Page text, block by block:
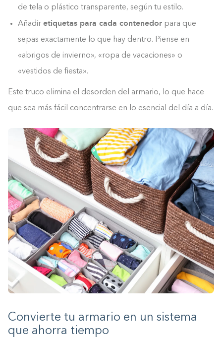
de tela o plástico transparente, según tu estilo.
Añadir etiquetas para cada contenedor para que
sepas exactamente lo que hay dentro. Piense en
«abrigos de invierno», «ropa de vacaciones» o
«vestidos de fiesta».
Este truco elimina el desorden del armario, lo que hace
que sea más fácil concentrarse en lo esencial del día a día.
Convierte tu armario en un sistema
que ahorra tiempo